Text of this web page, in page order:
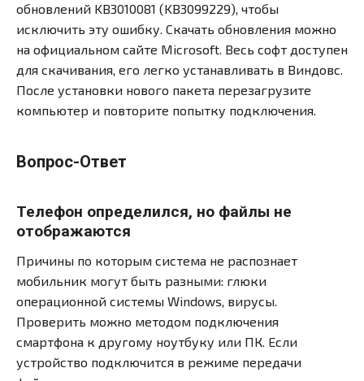
обновлений KB3010081 (KB3099229), чтобы
исключить эту ошибку. Скачать обновления можно
на официальном сайте Microsoft. Весь софт доступен
для скачивания, его легко устанавливать в Виндовс.
После установки нового пакета перезагрузите
компьютер и повторите попытку подключения.
Вопрос-Ответ
Телефон определился, но файлы не
отображаются
Причины по которым система не распознает
мобильник могут быть разными: глюки
операционной системы Windows, вирусы.
Проверить можно методом подключения
смартфона к другому ноутбуку или ПК. Если
устройство подключится в режиме передачи